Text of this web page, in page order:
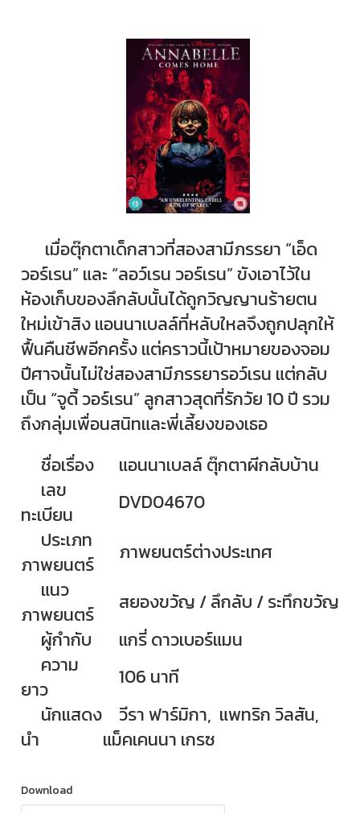
เมื่อตุ๊กตาเด็กสาวที่สองสามีภรรยา “เอ็ด
วอร์เรน” และ “ลอว์เรน วอร์เรน” ขังเอาไว้ใน
ห้องเก็บของลึกลับนั้นได้ถูกวิญญานร้ายตน
ใหม่เข้าสิง แอนนาเบลล์ที่หลับใหลจึงถูกปลุกให้
ฟื้นคืนชีพอีกครั้ง แต่คราวนี้เป้าหมายของจอม
ปีศาจนั้นไม่ใช่สองสามีภรรยารอว์เรน แต่กลับ
เป็น “จูดี้ วอร์เรน” ลูกสาวสุดที่รักวัย 10 ปี รวม
ถึงกลุ่มเพื่อนสนิทและพี่เลี้ยงของเธอ
ชื่อเรื่อง
แอนนาเบลล์ ตุ๊กตาผีกลับบ้าน
เลข
ทะเบียน
DVD04670
ประเภท
ภาพยนตร์
ภาพยนตร์ต่างประเทศ
แนว
ภาพยนตร์
สยองขวัญ / ลึกลับ / ระทึกขวัญ
ผู้กำกับ
แกรี่ ดาวเบอร์แมน
ความ
ยาว
106 นาที
นักแสดง
นำ
วีรา ฟาร์มิกา, แพทริก วิลสัน,
แม็คเคนนา เกรซ
Download